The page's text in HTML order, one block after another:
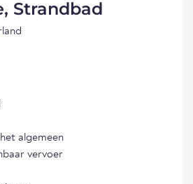
Strandbad
algemeen
vervoer